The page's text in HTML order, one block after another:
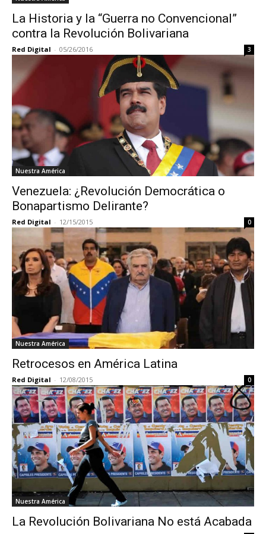
La Historia y la “Guerra no Convencional”
contra la Revolución Bolivariana
Red Digital - 05/26/2016 3
Nuestra América
Venezuela: ¿Revolución Democrática o
Bonapartismo Delirante?
Red Digital - 12/15/2015 0
Nuestra América
Retrocesos en América Latina
Red Digital - 12/08/2015 0
Nuestra América
La Revolución Bolivariana No está Acabada